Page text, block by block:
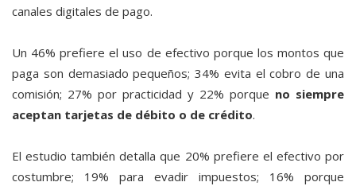
canales digitales de pago.
Un 46% prefiere el uso de efectivo porque los montos que
paga son demasiado pequeños; 34% evita el cobro de una
comisión; 27% por practicidad y 22% porque no siempre
aceptan tarjetas de débito o de crédito.
El estudio también detalla que 20% prefiere el efectivo por
costumbre; 19% para evadir impuestos; 16% porque